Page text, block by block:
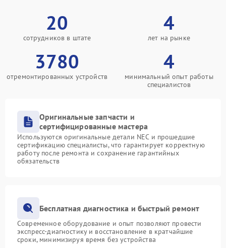
20
сотрудников в штате
4
лет на рынке
3780
отремонтированных устройств
4
минимальный опыт работы
специалистов
Оригинальные запчасти и
сертифицированные мастера
Используются оригинальные детали NEC и прошедшие
сертификацию специалисты, что гарантирует корректную
работу после ремонта и сохранение гарантийных
обязательств
Бесплатная диагностика и быстрый ремонт
Современное оборудование и опыт позволяют провести
экспресс-диагностику и восстановление в кратчайшие
сроки, минимизируя время без устройства